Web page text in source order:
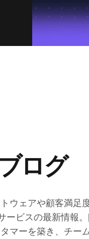
ブログ
ウェアや顧客満足
ービスの最新情報。
マーを築き、チー